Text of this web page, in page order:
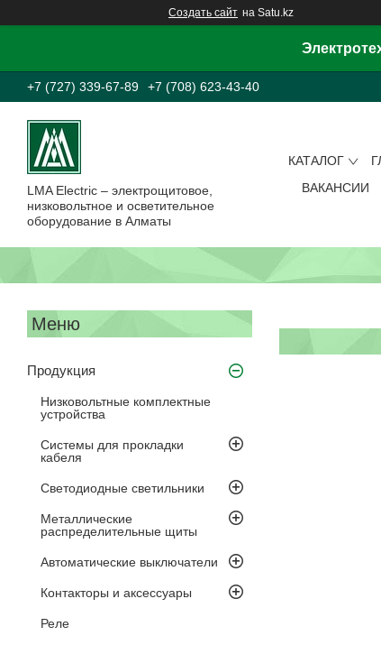
Создать сайт на Satu.kz
+7 (727) 339-67-89 +7 (708) 623-43-40
LMA Electric – электрощитовое,
низковольтное и осветительное
оборудование в Алматы
КАТАЛОГ
ВАКАНСИИ
Продукция
Низковольтные комплектные
устройства
Системы для прокладки
кабеля
Светодиодные светильники
Металлические
распределительные щиты
Автоматические выключатели
Контакторы и аксессуары
Реле